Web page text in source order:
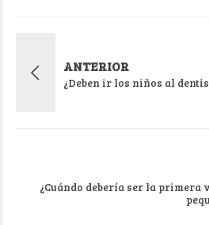
ANTERIOR
¿Deben ir los niños al
¿Cuándo debería ser la primera